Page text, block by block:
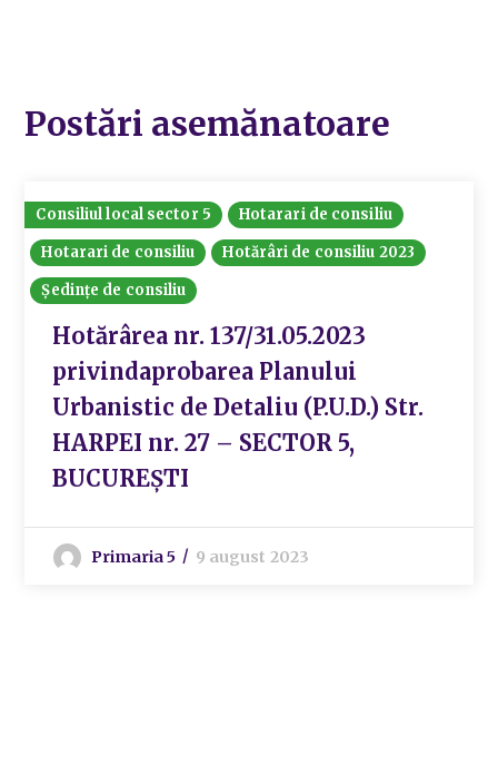
Postări asemănatoare
Consiliul local sector 5
Hotarari de consiliu
Hotarari de consiliu
Hotărâri de consiliu 2023
Ședințe de consiliu
Hotărârea nr. 137/31.05.2023
privindaprobarea Planului
Urbanistic de Detaliu (P.U.D.) Str.
HARPEI nr. 27 – SECTOR 5,
BUCUREȘTI
Primaria 5 9 august 2023